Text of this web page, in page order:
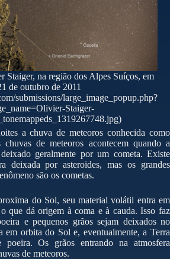
Staiger, na região dos Alpes Suíços, em
de outubro de 2011
submissions/large_image_popup.php?
Staiger-
a chuva de meteoros conhecida como
chuvas de meteoros acontecem quando a
geralmente por um cometa. Existe
deixada por asteroides, mas os grandes
são os cometas.
do Sol, seu material volátil entra em
que dá origem à coma e à cauda. Isso faz
e pequenos grãos sejam deixados no
em orbita do Sol e, eventualmente, a Terra
poeira. Os grãos entrando na atmosfera
de meteoros.